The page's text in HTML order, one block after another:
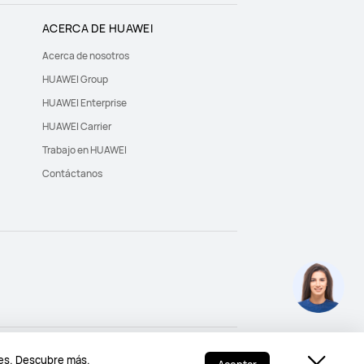
Descubre más.
ACERCA DE HUAWEI
Acerca de nosotros
HUAWEI Group
HUAWEI Enterprise
HUAWEI Carrier
Trabajo en HUAWEI
Contáctanos
Chile - Español